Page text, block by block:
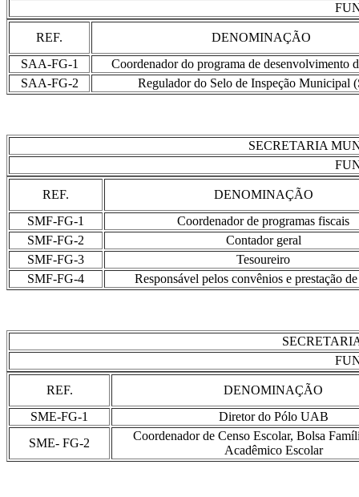
REF.
DENOMINAÇÃO
SAA-FG-1
Coordenador do programa de desenvolvimento
SAA-FG-2
Regulador do Selo de Inspeção Municipal
SECRETARIA
REF.
DENOMINAÇÃO
SMF-FG-1
Coordenador de programas fiscais
SMF-FG-2
Contador geral
SMF-FG-3
Tesoureiro
SMF-FG-4
Responsável pelos convênios e prestação
REF.
DENOMINAÇÃO
SME-FG-1
Diretor do Pólo UAB
SME- FG-2
Coordenador de Censo Escolar, Bolsa
Acadêmico Escolar